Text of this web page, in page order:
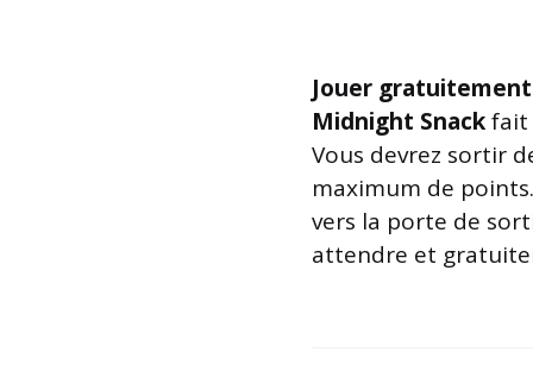
Jouer gratuitement
Midnight Snackfait
Vous devrez sortir
maximum de
vers la porte de
attendre et